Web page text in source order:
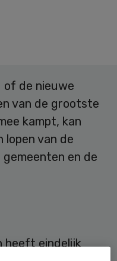
of de nieuwe
van de grootste
kampt, kan
lopen van de
en de
heeft eindelijk